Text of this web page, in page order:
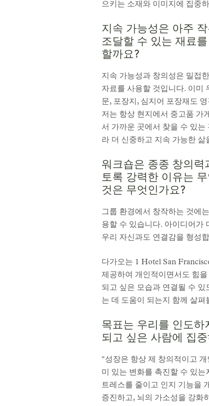
으키는 소재와 이미지에 집중
지속 가능성은 아주
조달할 수 있는 재료
할까요?
지속 가능성과 창의성은 밀접
자료를 사용할 것입니다. 이미
문, 포장지, 심지어 포장재도
저는 항상 현지에서 중고품 가
서 가까운 곳에서 찾을 수 있
라 더 신중하고 지속 가능한
워크숍은 종종 창의
토록 강력한 이유는
것은 무엇인가요?
그룹 환경에서 창작하는 것에
용할 수 있습니다. 아이디어가
우리 자신과도 연결감을 형성
다가오는 1 Hotel San
제공하여 개인적이면서도 힘
되고 싶은 모습과 연결될 수
는 데 도움이 되는지 함께 살
목표는 우리를 인도하
되고 싶은 사람에 집
"성장은 항상 제 창의적이고
미 있는 변화를 촉진할 수 있
트레스를 줄이고 인지 기능을
증진하고, 뇌의 가소성을 강화